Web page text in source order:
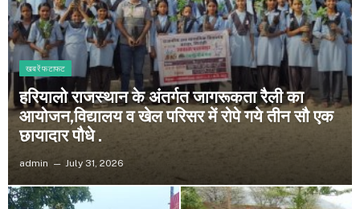
खबरें फटाफट
हरियालो राजस्थान के अंतर्गत जागरूकता रैली का
आयोजन,विद्यालय व खेल परिसर में रोपे गये तीन सौ एक
छायादार पौधे .
admin July 31, 2026